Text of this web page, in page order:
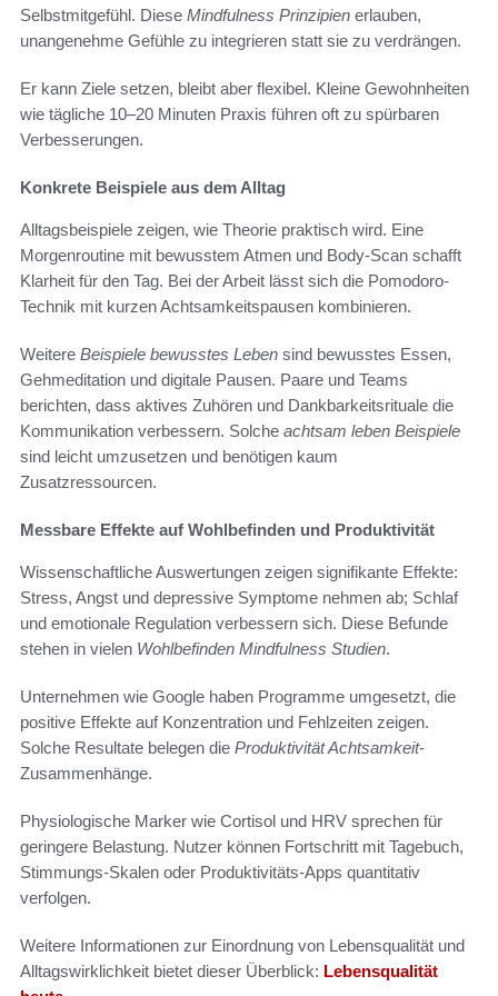
Selbstmitgefühl. Diese Mindfulness Prinzipien erlauben,
unangenehme Gefühle zu integrieren statt sie zu verdrängen.
Er kann Ziele setzen, bleibt aber flexibel. Kleine Gewohnheiten
wie tägliche 10–20 Minuten Praxis führen oft zu spürbaren
Verbesserungen.
Konkrete Beispiele aus dem Alltag
Alltagsbeispiele zeigen, wie Theorie praktisch wird. Eine
Morgenroutine mit bewusstem Atmen und Body-Scan schafft
Klarheit für den Tag. Bei der Arbeit lässt sich die Pomodoro-
Technik mit kurzen Achtsamkeitspausen kombinieren.
Weitere Beispiele bewusstes Leben sind bewusstes Essen,
Gehmeditation und digitale Pausen. Paare und Teams
berichten, dass aktives Zuhören und Dankbarkeitsrituale die
Kommunikation verbessern. Solche achtsam leben Beispiele
sind leicht umzusetzen und benötigen kaum
Zusatzressourcen.
Messbare Effekte auf Wohlbefinden und Produktivität
Wissenschaftliche Auswertungen zeigen signifikante Effekte:
Stress, Angst und depressive Symptome nehmen ab; Schlaf
und emotionale Regulation verbessern sich. Diese Befunde
stehen in vielen Wohlbefinden Mindfulness Studien.
Unternehmen wie Google haben Programme umgesetzt, die
positive Effekte auf Konzentration und Fehlzeiten zeigen.
Solche Resultate belegen die Produktivität Achtsamkeit-
Zusammenhänge.
Physiologische Marker wie Cortisol und HRV sprechen für
geringere Belastung. Nutzer können Fortschritt mit Tagebuch,
Stimmungs-Skalen oder Produktivitäts-Apps quantitativ
verfolgen.
Weitere Informationen zur Einordnung von Lebensqualität und
Alltagswirklichkeit bietet dieser Überblick: Lebensqualität